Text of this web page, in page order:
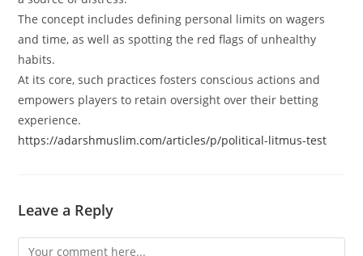
The concept includes defining personal limits on wagers
and time, as well as spotting the red flags of unhealthy
habits.
At its core, such practices fosters conscious actions and
empowers players to retain oversight over their betting
experience.
https://adarshmuslim.com/articles/p/political-litmus-test
Leave a Reply
Comment